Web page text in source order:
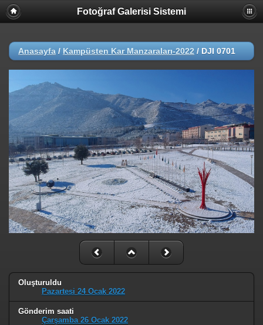
Fotoğraf Galerisi Sistemi
Anasayfa / Kampüsten Kar Manzaraları-2022 / DJI 0701
Oluşturuldu
Pazartesi 24 Ocak 2022
Gönderim saati
Çarşamba 26 Ocak 2022